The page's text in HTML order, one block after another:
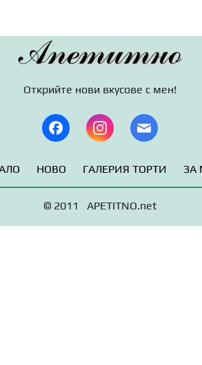
Апетитно
Открийте нови вкусове с мен!
НОВО ГАЛЕРИЯ ТОРТИ ЗА
© 2011 APETITNO.net